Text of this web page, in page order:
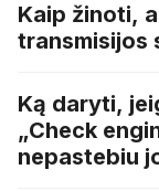
Kaip žinoti,
transmisijos
Ką daryti,
„Check
nepastebiu